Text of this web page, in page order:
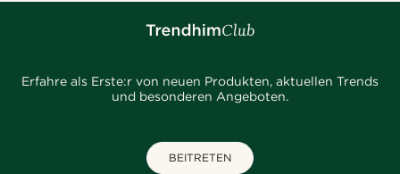
Erfahre als Erste:r von neuen Produkten, aktuellen Trends
und besonderen Angeboten.
BEITRETEN